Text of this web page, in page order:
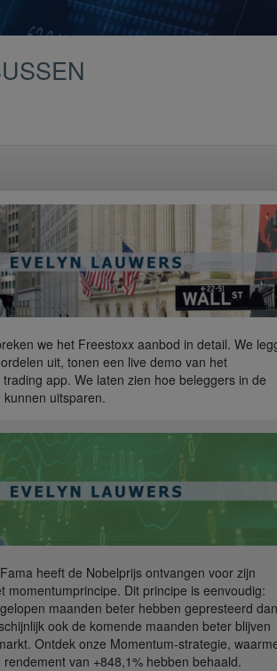
we het Freestoxx aanbod in detail. We
uit, tonen een live demo van het
app. We laten zien hoe beleggers in de
uitsparen.
heeft de Nobelprijs ontvangen voor zijn
momentumprincipe. Dit principe is eenvoudig:
maanden beter hebben gepresteerd
ook de komende maanden beter blijven
Ontdek onze Momentum-strategie,
van +848,1% hebben behaald.